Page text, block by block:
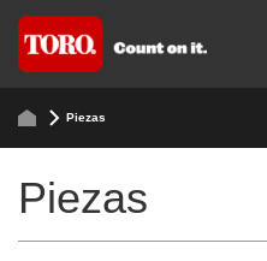
Piezas
Piezas